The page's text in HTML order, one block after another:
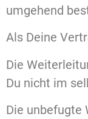
umgehend
Als Deine
Die
Du nicht im
Die unbefugte